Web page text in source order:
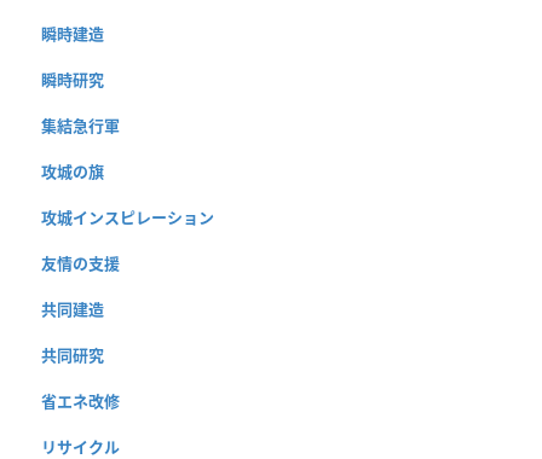
瞬時建造
瞬時研究
集結急行軍
攻城の旗
攻城インスピレーション
友情の支援
共同建造
共同研究
省エネ改修
リサイクル